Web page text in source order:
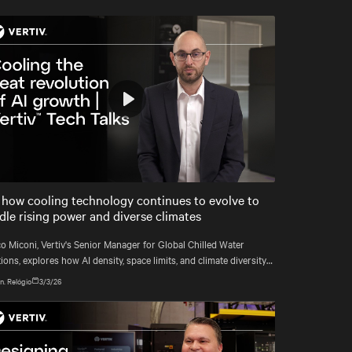
Mute Settings
Play
how cooling technology continues to evolve to
rising power and diverse climates
Miconi, Vertiv's Senior Manager for Global Chilled Water
explores how AI density, space limits, and climate diversity
cooling and how Vertiv™ solutions meet these demands.
Relógio 3/3/26